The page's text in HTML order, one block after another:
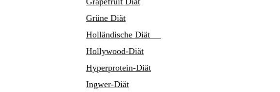
Grüne Diät
Holländische Diät
Hollywood-Diät
Hyperprotein-Diät
Ingwer-Diät